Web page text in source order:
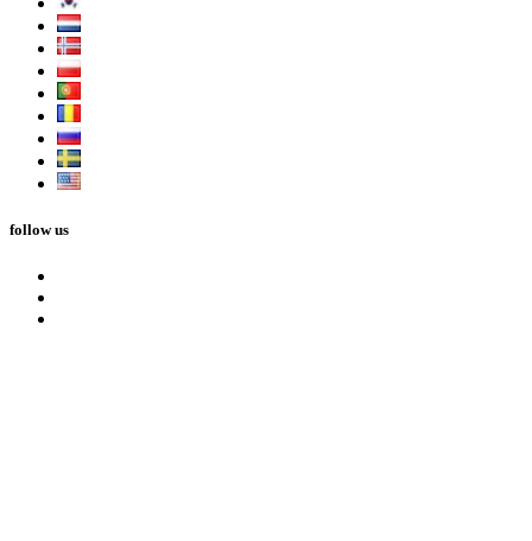
follow us